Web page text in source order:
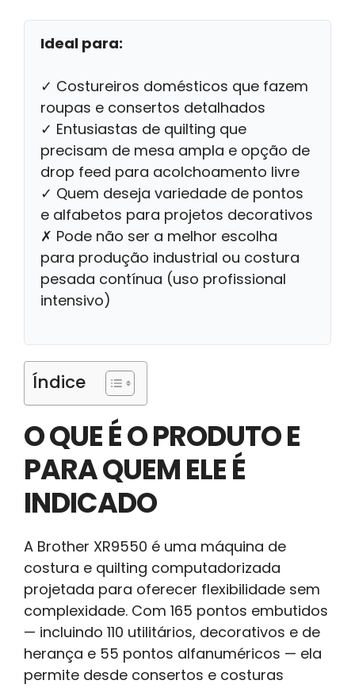
Ideal para:
✓ Costureiros domésticos que fazem
roupas e consertos detalhados
✓ Entusiastas de quilting que
precisam de mesa ampla e opção de
drop feed para acolchoamento livre
✓ Quem deseja variedade de pontos
e alfabetos para projetos decorativos
✗ Pode não ser a melhor escolha
para produção industrial ou costura
pesada contínua (uso profissional
intensivo)
Índice
O QUE É O PRODUTO E
PARA QUEM ELE É
INDICADO
A Brother XR9550 é uma máquina de
costura e quilting computadorizada
projetada para oferecer flexibilidade sem
complexidade. Com 165 pontos embutidos
— incluindo 110 utilitários, decorativos e de
herança e 55 pontos alfanuméricos — ela
permite desde consertos e costuras